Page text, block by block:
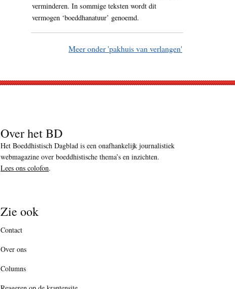
verminderen. In sommige teksten wordt dit
vermogen ‘boeddhanatuur’ genoemd.
Meer onder 'pakhuis van verlangen'
Over het BD
Het Boeddhistisch Dagblad is een onafhankelijk journalistiek
webmagazine over boeddhistische thema’s en inzichten.
Lees ons colofon.
Zie ook
Contact
Over ons
Columns